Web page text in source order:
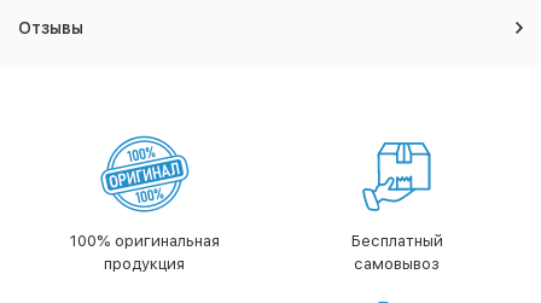
Отзывы
100% оригинальная
продукция
Бесплатный
самовывоз